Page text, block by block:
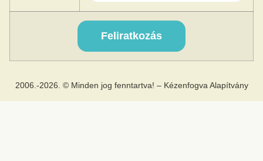
2006.-2026. © Minden jog fenntartva! – Kézenfogva Alapítvány